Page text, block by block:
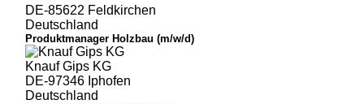
DE-85622 Feldkirchen
Deutschland
Produktmanager Holzbau (m/w/d)
Knauf Gips KG
DE-97346 Iphofen
Deutschland